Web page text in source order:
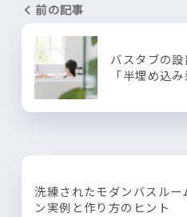
前の記事
バスタブの設
「半埋め込
洗練されたモダンバスルー
ン実例と作り方のヒント